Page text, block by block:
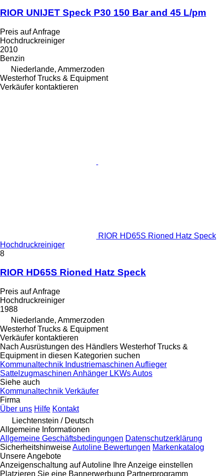
RIOR UNIJET Speck P30 150 Bar and 45 L/pm
Preis auf Anfrage
Hochdruckreiniger
2010
Benzin
Niederlande, Ammerzoden
Westerhof Trucks & Equipment
Verkäufer kontaktieren
RIOR HD65S Rioned Hatz Speck
Hochdruckreiniger
8
RIOR HD65S Rioned Hatz Speck
Preis auf Anfrage
Hochdruckreiniger
1988
Niederlande, Ammerzoden
Westerhof Trucks & Equipment
Verkäufer kontaktieren
Nach Ausrüstungen des Händlers Westerhof Trucks &
Equipment in diesen Kategorien suchen
Kommunaltechnik Industriemaschinen Auflieger
Sattelzugmaschinen Anhänger LKWsAutos
Siehe auch
Kommunaltechnik Verkäufer
Firma
Über uns Hilfe Kontakt
Liechtenstein / Deutsch
Allgemeine Informationen
Allgemeine Geschäftsbedingungen Datenschutzerklärung
SicherheitshinweiseAutoline Bewertungen Markenkatalog
Unsere Angebote
Anzeigenschaltung auf Autoline Ihre Anzeige einstellen
Platzieren Sie eine Bannerwerbung Partnerprogramm